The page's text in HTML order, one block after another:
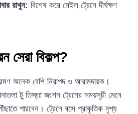
রাখুন: বিশেষ করে মেইল ট্রেনে দীর্ঘক্ষণ
সেরা বিকল্প?
অনেক বেশি নিরাপদ ও আরামদায়ক।
টু তিস্তা জংশন ট্রেনের সময়সূচী মেনে
পারবেন। ট্রেনে বসে প্রাকৃতিক দৃশ্য